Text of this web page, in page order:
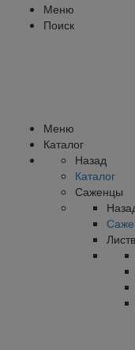
Меню
Поиск
Меню
Каталог
Назад
Каталог
Саженцы